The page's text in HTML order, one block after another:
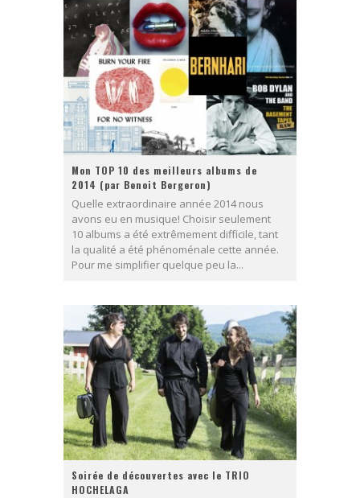
Mon TOP 10 des meilleurs albums de
2014 (par Benoit Bergeron)
Quelle extraordinaire année 2014 nous
avons eu en musique! Choisir seulement
10 albums a été extrêmement difficile, tant
la qualité a été phénoménale cette année.
Pour me simplifier quelque peu la...
Soirée de découvertes avec le TRIO
HOCHELAGA